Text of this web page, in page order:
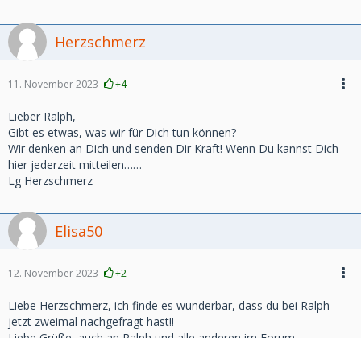
Herzschmerz
11. November 2023 +4
Lieber Ralph,
Gibt es etwas, was wir für Dich tun können?
Wir denken an Dich und senden Dir Kraft! Wenn Du kannst Dich
hier jederzeit mitteilen……
Lg Herzschmerz
Elisa50
12. November 2023 +2
Liebe Herzschmerz, ich finde es wunderbar, dass du bei Ralph
jetzt zweimal nachgefragt hast!!